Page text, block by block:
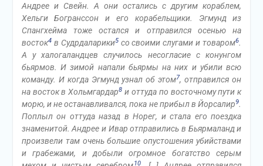
Андрее и Свейн. А они остались с другим кораблем,
Хельги Богранссон и его корабельщики. Эгмунд из
Спангхейма тоже остался и отправился осенью на
восток4в Судрдаларики5со своими слугами и товаром6.
А у халогаландцев случилось несогласие с конунгом
бьярмов. И зимой напали бьярмы на них и убили всю
команду. И когда Эгмунд узнал об этом7, отправился он
на восток в Хольмгардар8 и оттуда по восточному пути к
морю, и не останавливался, пока не прибыл в Йорсалир9.
Поплыл он оттуда назад в Норег, и стала его поездка
знаменитой. Андрее и Ивар отправились в Бьярмаланд и
произвели там очень большие опустошения убийствами
и грабежами, и добыли огромное богатство серым
10